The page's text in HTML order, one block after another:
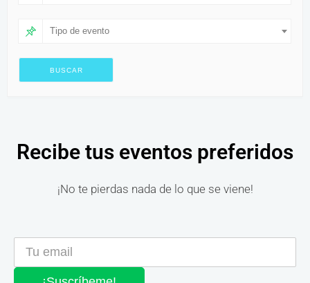
Tipo de evento
Recibe tus eventos preferidos
¡No te pierdas nada de lo que se viene!